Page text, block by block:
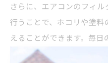
さらに、エアコンのフィ
行うことで、ホコリや塗
えることができます。毎
態を確認し、必要に応じ